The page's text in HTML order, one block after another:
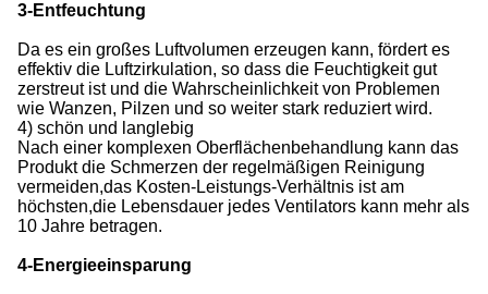
3-Entfeuchtung
Da es ein großes Luftvolumen erzeugen kann, fördert es
effektiv die Luftzirkulation, so dass die Feuchtigkeit gut
zerstreut ist und die Wahrscheinlichkeit von Problemen
wie Wanzen, Pilzen und so weiter stark reduziert wird.
4) schön und langlebig
Nach einer komplexen Oberflächenbehandlung kann das
Produkt die Schmerzen der regelmäßigen Reinigung
vermeiden,das Kosten-Leistungs-Verhältnis ist am
höchsten,die Lebensdauer jedes Ventilators kann mehr als
10 Jahre betragen.
4-Energieeinsparung